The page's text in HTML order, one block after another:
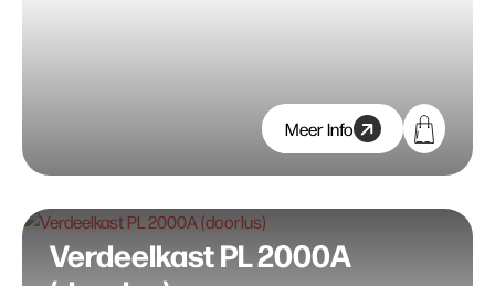
Meer Info
Verdeelkast PL 2000A